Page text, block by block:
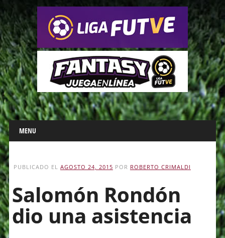
Main menu
Skip
to
content
MENU
PUBLICADO EL AGOSTO 24, 2015 POR ROBERTO CRIMALDI
Salomón Rondón
dio una asistencia